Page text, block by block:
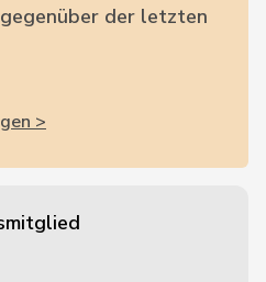
gegenüber der letzten
>